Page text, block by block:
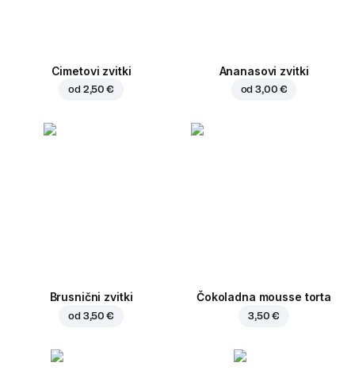
Cimetovi zvitki
od 2,50 €
Ananasovi zvitki
od3,00 €
Brusnični zvitki
od 3,50 €
Čokoladna mousse torta
3,50 €